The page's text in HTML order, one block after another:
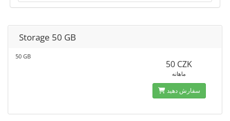
Storage 50 GB
50 GB
50 CZK
ماهانه
سفارش دهید